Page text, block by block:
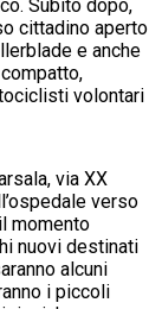
Subito dopo,
cittadino aperto
e anche
volontari
via XX
verso
momento
nuovi destinati
alcuni
i piccoli